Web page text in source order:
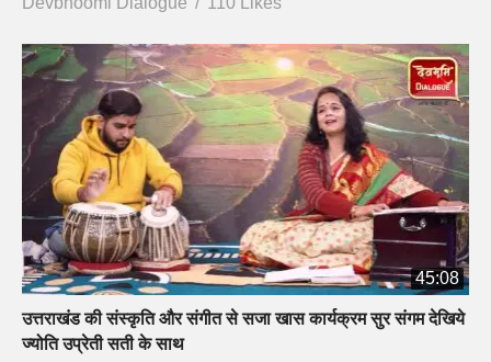
45:08
उत्तराखंड की संस्कृति और संगीत से सजा खास कार्यक्रम सुर संगम देखिये
ज्योति उप्रेती सती के साथ